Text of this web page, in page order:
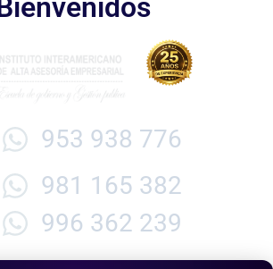
Bienvenidos
953 938 776
981 165 382
996 362 239